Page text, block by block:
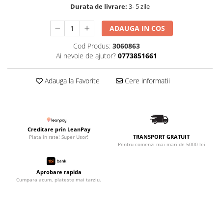
Incalzire in pardoseala
Tevi si fitinguri
Tevi si fitinguri fonta
Robineti coltari pentru apa
Robineti pentru gaz
Accesorii robineti
Robineti tip fluture
Durata de livrare: 3- 5 zile
ADAUGA IN COS
Cod Produs: 3060863
Ai nevoie de ajutor? 0773851661
Adauga la Favorite Cere informatii
Creditare prin LeanPay
Plata in rate! Super Usor! TRANSPORT GRATUIT
Pentru comenzi mai mari de 5000 lei
Aprobare rapida
Cumpara acum, plateste mai tarziu.